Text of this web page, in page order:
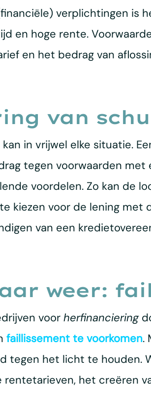
verplichtingen is
en hoge rente.
en het bedrag van
van
in vrijwel elke situatie.
tegen voorwaarden met
voordelen. Zo kan de
kiezen voor de lening
van een
weer:
voor herfinanciering
faillissement te voorkomen.
tegen het licht te houden.
rentetarieven, het creëren